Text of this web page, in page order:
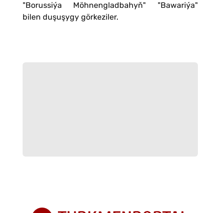
"Borussiýa Möhnengladbahyň" "Bawariýa"
bilen duşuşygy görkeziler.